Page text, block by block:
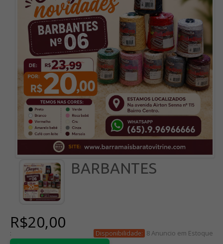
BARBANTES
R$20,00
: Disponibilidade: 8 Anuncio em Estoque